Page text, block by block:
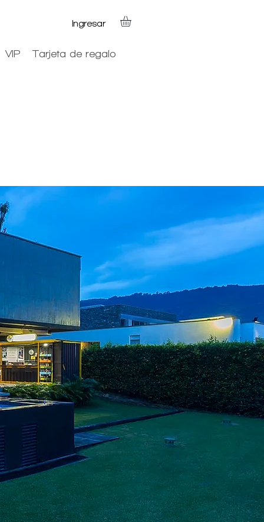
Ingresar
VIP Tarjeta de regalo